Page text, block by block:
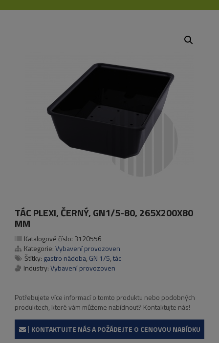
TÁC PLEXI, ČERNÝ, GN1/5-80, 265X200X80
MM
Katalogové číslo: 3120556
Kategorie:Vybavení provozoven
Štítky: gastro nádoba, GN 1/5,tác
Industry:Vybavení provozoven
Potřebujete více informací o tomto produktu nebo podobných
produktech, které vám můžeme nabídnout? Kontaktujte nás!
KONTAKTUJTE NÁS A POŽÁDEJTE O CENOVOU NABÍDKU